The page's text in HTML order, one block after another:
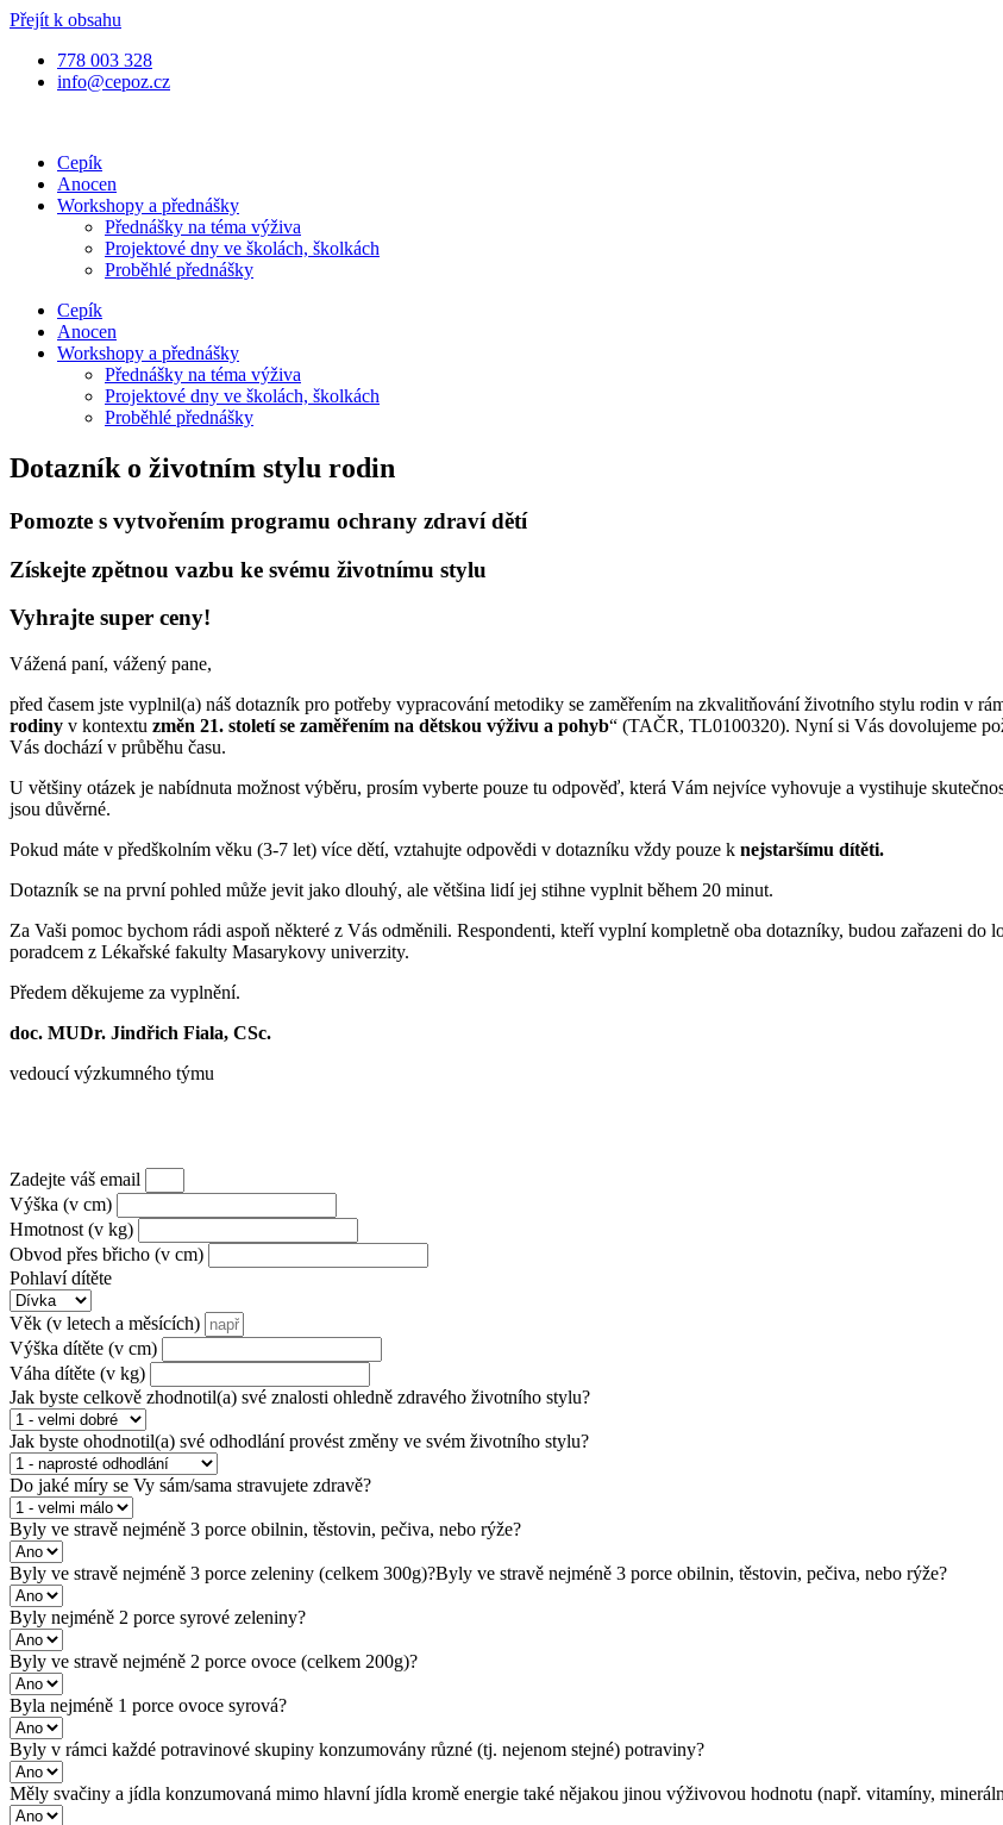
Přejít k obsahu
778 003 328
info@cepoz.cz
Cepík
Anocen
Workshopy a přednášky
Přednášky na téma výživa
Projektové dny ve školách, školkách
Proběhlé přednášky
Cepík
Anocen
Workshopy a přednášky
Přednášky na téma výživa
Projektové dny ve školách, školkách
Proběhlé přednášky
Dotazník o životním stylu rodin
Pomozte s vytvořením programu ochrany zdraví dětí
Získejte zpětnou vazbu ke svému životnímu stylu
Vyhrajte super ceny!
Vážená paní, vážený pane,
před časem jste vyplnil(a) náš dotazník pro potřeby vypracování metodiky se zaměřením na zkvalitňování životního stylu rodin v
rodiny v kontextu změn 21. století se zaměřením na dětskou výživu a pohyb“ (TAČR, TL0100320). Nyní si Vás dovolujeme
Vás dochází v průběhu času.
U většiny otázek je nabídnuta možnost výběru, prosím vyberte pouze tu odpověď, která Vám nejvíce vyhovuje a vystihuje
jsou důvěrné.
Pokud máte v předškolním věku (3-7 let) více dětí, vztahujte odpovědi v dotazníku vždy pouze k nejstaršímu dítěti.
Dotazník se na první pohled může jevit jako dlouhý, ale většina lidí jej stihne vyplnit během 20 minut.
Za Vaši pomoc bychom rádi aspoň některé z Vás odměnili. Respondenti, kteří vyplní kompletně oba dotazníky, budou zařazeni
poradcem z Lékařské fakulty Masarykovy univerzity.
Předem děkujeme za vyplnění.
doc. MUDr. Jindřich Fiala, CSc.
vedoucí výzkumného týmu
Zadejte váš email
Výška (v cm)
Hmotnost (v kg)
Obvod přes břicho (v cm)
Pohlaví dítěte
Věk (v letech a měsících)
Výška dítěte (v cm)
Váha dítěte (v kg)
Jak byste celkově zhodnotil(a) své znalosti ohledně zdravého životního stylu?
Jak byste ohodnotil(a) své odhodlání provést změny ve svém životního stylu?
Do jaké míry se Vy sám/sama stravujete zdravě?
Byly ve stravě nejméně 3 porce obilnin, těstovin, pečiva, nebo rýže?
Byly ve stravě nejméně 3 porce zeleniny (celkem 300g)?Byly ve stravě nejméně 3 porce obilnin, těstovin, pečiva, nebo rýže?
Byly nejméně 2 porce syrové zeleniny?
Byly ve stravě nejméně 2 porce ovoce (celkem 200g)?
Byla nejméně 1 porce ovoce syrová?
Byly v rámci každé potravinové skupiny konzumovány různé (tj. nejenom stejné) potraviny?
Měly svačiny a jídla konzumovaná mimo hlavní jídla kromě energie také nějakou jinou výživovou hodnotu (např. vitamíny,